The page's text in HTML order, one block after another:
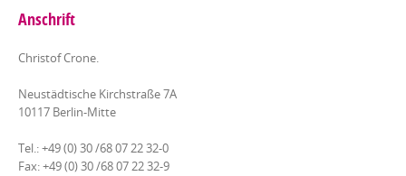
Anschrift
Christof Crone.
Neustädtische Kirchstraße 7A
10117 Berlin-Mitte
Tel.: +49 (0) 30 /68 07 22 32-0
Fax: +49 (0) 30 /68 07 22 32-9